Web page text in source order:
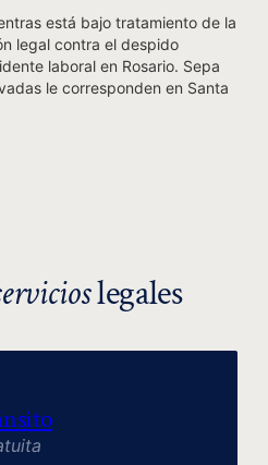
está bajo tratamiento de la
legal contra el despido
laboral en Rosario. Sepa
le corresponden en Santa
legales